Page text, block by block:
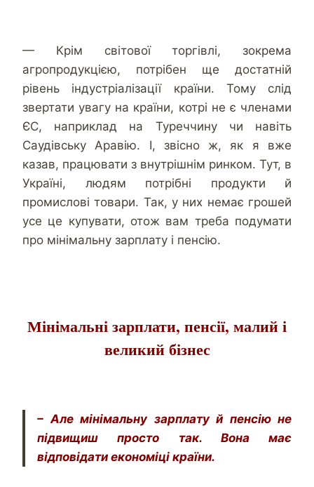
— Крім світової торгівлі, зокрема
агропродукцією, потрібен ще достатній
рівень індустріалізації країни. Тому слід
звертати увагу на країни, котрі не є членами
ЄС, наприклад на Туреччину чи навіть
Саудівську Аравію. І, звісно ж, як я вже
казав, працювати з внутрішнім ринком. Тут, в
Україні, людям потрібні продукти й
промислові товари. Так, у них немає грошей
усе це купувати, отож вам треба подумати
про мінімальну зарплату і пенсію.
Мінімальні зарплати, пенсії, малий і
великий бізнес
– Але мінімальну зарплату й пенсію не
підвищиш просто так. Вона має
відповідати економіці країни.